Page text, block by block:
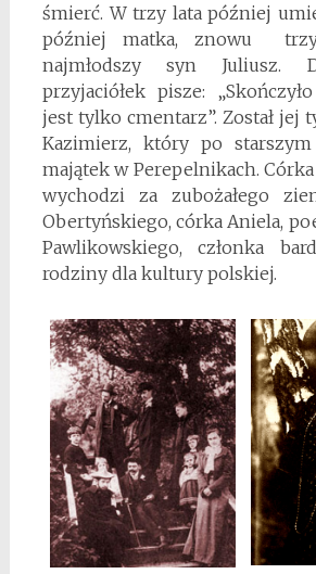
śmierć. W trzy lata później
później matka, znowu
najmłodszy syn
przyjaciółek pisze:
jest tylko cmentarz”. Został jej
Kazimierz, który po starszym
majątek w Perepelnikach. Córka
wychodzi za zubożałego
Obertyńskiego, córka Aniela,
Pawlikowskiego, członka
rodziny dla kultury polskiej.